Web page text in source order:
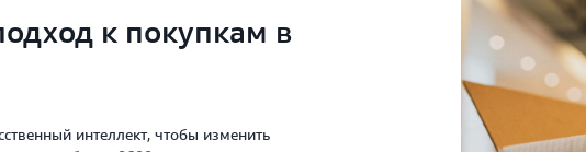
к покупкам в
интеллект, чтобы изменить